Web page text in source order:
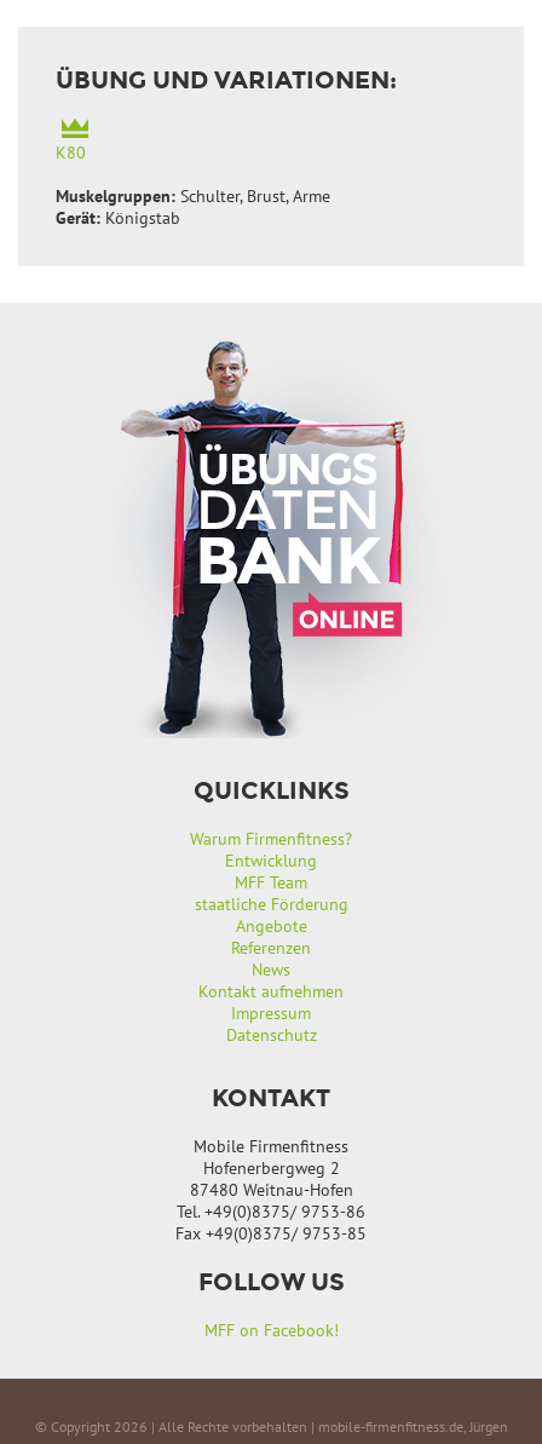
ÜBUNG UND VARIATIONEN:
K80
Muskelgruppen: Schulter, Brust, Arme
Gerät: Königstab
QUICKLINKS
Warum Firmenfitness?
Entwicklung
MFF Team
staatliche Förderung
Angebote
Referenzen
News
Kontakt aufnehmen
Impressum
Datenschutz
KONTAKT
Mobile Firmenfitness
Hofenerbergweg 2
87480 Weitnau-Hofen
Tel. +49(0)8375/ 9753-86
Fax +49(0)8375/ 9753-85
FOLLOW US
MFF on Facebook!
© Copyright 2026 | Alle Rechte vorbehalten | mobile-firmenfitness.de, Jürgen